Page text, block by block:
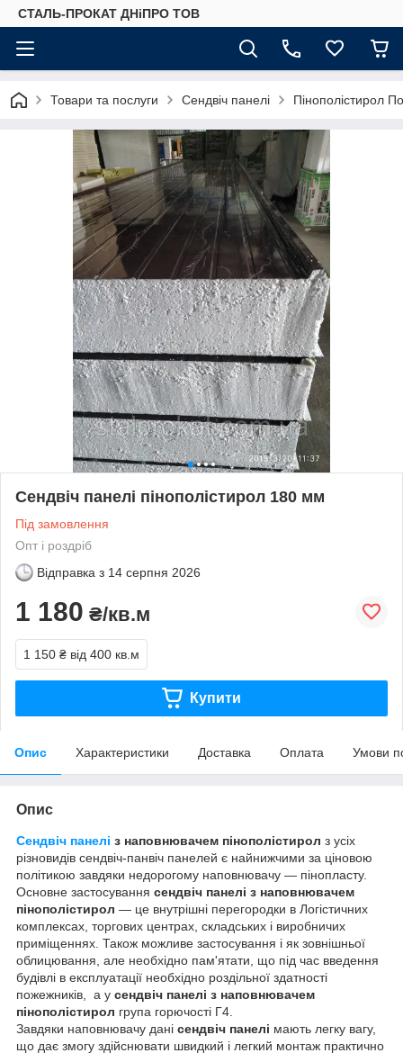
СТАЛЬ-ПРОКАТ ДНіПРО ТОВ
Товари та послуги Сендвіч панелі Пінополістирол
Сендвіч панелі пінополістирол 180 мм
Під замовлення
Опт і роздріб
Відправка з 14 серпня 2026
1 180 ₴/кв.м
1 150 ₴ від 400 кв.м
Купити
Опис Характеристики Доставка Оплата Умови
Опис
Сендвіч панелі з наповнювачем пінополістирол з усіх
різновидів сендвіч-панвіч панелей є найнижчими за ціновою
політикою завдяки недорогому наповнювачу — пінопласту.
Основне застосування сендвіч панелі з наповнювачем
пінополістирол — це внутрішні перегородки в Логістичних
комплексах, торгових центрах, складських і виробничих
приміщеннях. Також можливе застосування і як зовнішньої
облицювання, але необхідно пам'ятати, що під час введення
будівлі в експлуатації необхідно роздільної здатності
пожежників, а у сендвіч панелі з наповнювачем
пінополістирол група горючості Г4.
Завдяки наповнювачу дані сендвіч панелі мають легку вагу,
що дає змогу здійснювати швидкий і легкий монтаж практично